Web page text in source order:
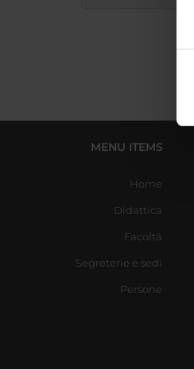
MENU ITEMS
Home
Didattica
Facoltà
Segreterie e sedi
Persone